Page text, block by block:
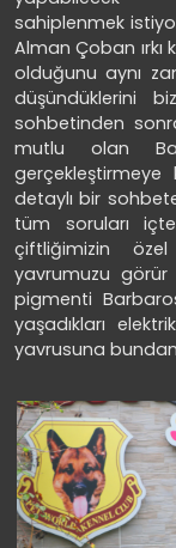
sahiplenmek
Alman Çoban
olduğunu aynı
düşündüklerini
sohbetinden
mutlu olan
gerçekleştirmeye
detaylı bir
tüm soruları
çiftliğimizin
yavrumuzu görür
pigmenti
yaşadıkları
yavrusuna